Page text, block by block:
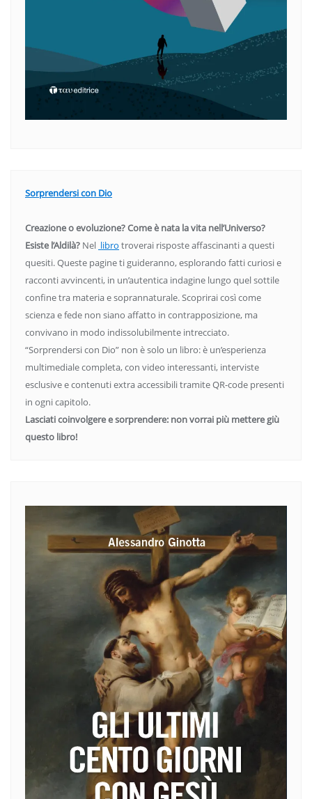
Sorprendersi con Dio
Creazione o evoluzione? Come è nata la vita nell’Universo?
Esiste l’Aldilà? Nel libro troverai risposte affascinanti a questi
quesiti. Queste pagine ti guideranno, esplorando fatti curiosi e
racconti avvincenti, in un’autentica indagine lungo quel sottile
confine tra materia e soprannaturale. Scoprirai così come
scienza e fede non siano affatto in contrapposizione, ma
convivano in modo indissolubilmente intrecciato.
“Sorprendersi con Dio” non è solo un libro: è un’esperienza
multimediale completa, con video interessanti, interviste
esclusive e contenuti extra accessibili tramite QR-code presenti
in ogni capitolo.
Lasciati coinvolgere e sorprendere: non vorrai più mettere giù
questo libro!